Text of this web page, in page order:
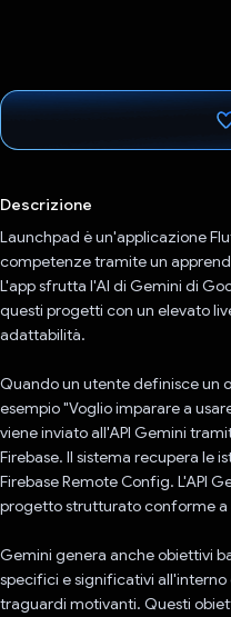
Descrizione
Launchpad è un'applicazione
competenze tramite un
L'app sfrutta l'AI di Gemini di
questi progetti con un elevato
adattabilità.
Quando un utente definisce un
esempio "Voglio imparare a
viene inviato all'API Gemini
Firebase. Il sistema recupera le
Firebase Remote Config. L'API
progetto strutturato conforme a
Gemini genera anche obiettivi
specifici e significativi
traguardi motivanti. Questi